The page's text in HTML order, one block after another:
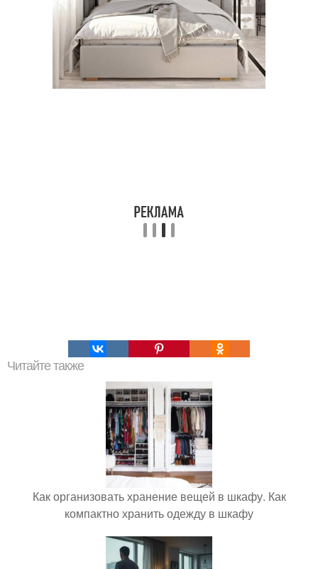
Читайте также
Как организовать хранение вещей в шкафу. Как
компактно хранить одежду в шкафу